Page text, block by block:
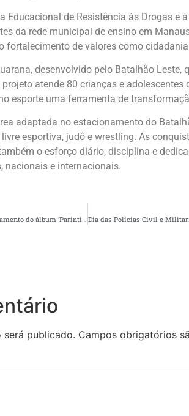
Educacional de Resistência às Drogas e
da rede municipal de ensino em
fortalecimento de valores como
desenvolvido pelo Batalhão Leste,
atende 80 crianças e adolescentes
esporte uma ferramenta de
adaptada no estacionamento do
esportiva, judô e wrestling. As
o esforço diário, disciplina e
nacionais e internacionais.
Garantido lota Sambódromo com o lançamento do álbum ‘Parintins: Portal do Encantamento’
será publicado. Campos obrigatórios